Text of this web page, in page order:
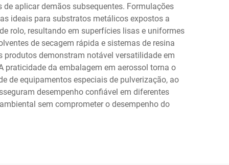
aplicar demãos subsequentes. Formulações
ideais para substratos metálicos expostos a
rolo, resultando em superfícies lisas e uniformes
de secagem rápida e sistemas de resina
produtos demonstram notável versatilidade em
praticidade da embalagem em aerossol torna o
de equipamentos especiais de pulverização, ao
desempenho confiável em diferentes
sem comprometer o desempenho do